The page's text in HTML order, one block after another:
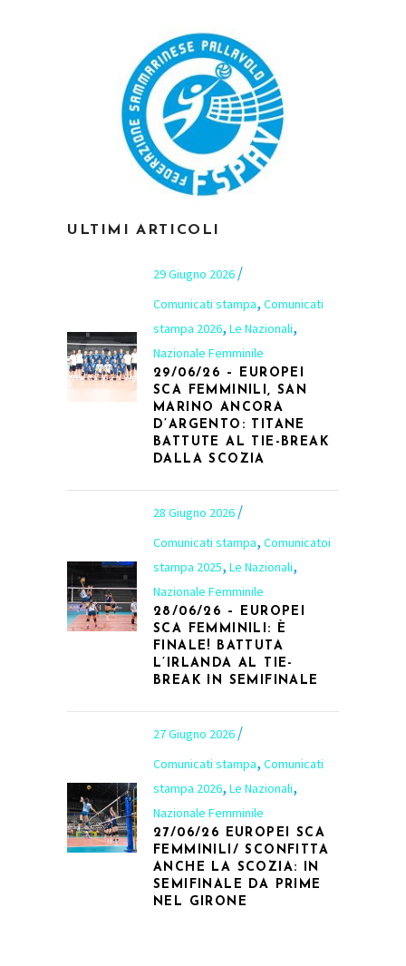
ULTIMI ARTICOLI
29 Giugno 2026
Comunicati stampa, Comunicati
stampa 2026, Le Nazionali,
Nazionale Femminile
29/06/26 – EUROPEI
SCA FEMMINILI, SAN
MARINO ANCORA
D’ARGENTO: TITANE
BATTUTE AL TIE-BREAK
DALLA SCOZIA
28 Giugno 2026
Comunicati stampa, Comunicatoi
stampa 2025, Le Nazionali,
Nazionale Femminile
28/06/26 – EUROPEI
SCA FEMMINILI: È
FINALE! BATTUTA
L’IRLANDA AL TIE-
BREAK IN SEMIFINALE
27 Giugno 2026
Comunicati stampa, Comunicati
stampa 2026, Le Nazionali,
Nazionale Femminile
27/06/26 EUROPEI SCA
FEMMINILI/ SCONFITTA
ANCHE LA SCOZIA: IN
SEMIFINALE DA PRIME
NEL GIRONE